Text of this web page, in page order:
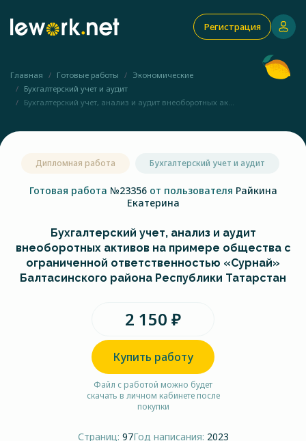
Регистрация
Главная Готовые работы
Экономические
Бухгалтерский учет и аудит
Бухгалтерский учет, анализ и аудит внеоборотных ак...
Дипломная работа Бухгалтерский учет и аудит
Готовая работа №23356 от пользователя Райкина
Екатерина
Бухгалтерский учет, анализ и аудит
внеоборотных активов на примере общества с
ограниченной ответственностью «Сурнай»
Балтасинского района Республики Татарстан
2 150 ₽
Купить работу
Файл с работой можно будет
скачать в личном кабинете после
покупки
Страниц: 97Год написания: 2023